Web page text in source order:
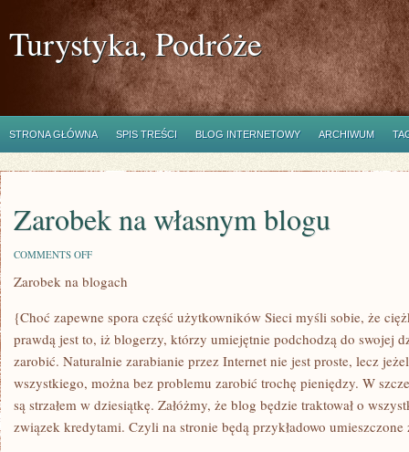
Turystyka, Podróże
STRONA GŁÓWNA SPIS TREŚCI BLOG INTERNETOWY ARCHIWUM
Zarobek na własnym blogu
COMMENTS OFFON
NA
Zarobek na blogach
{Choć zapewne spora część użytkowników Sieci myśli sobie, że
prawdą jest to, iż blogerzy, którzy umiejętnie podchodzą do swojej
zarobić. Naturalnie zarabianie przez Internet nie jest proste, lecz
wszystkiego, można bez problemu zarobić trochę pieniędzy. W
są strzałem w dziesiątkę. Załóżmy, że blog będzie traktował o
związek kredytami. Czyli na stronie będą przykładowo